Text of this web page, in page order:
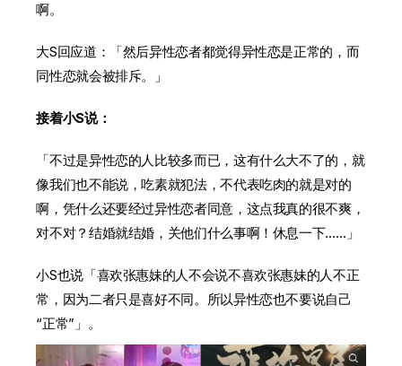
啊。
大S回应道：「然后异性恋者都觉得异性恋是正常的，而
同性恋就会被排斥。」
接着小S说：
「不过是异性恋的人比较多而已，这有什么大不了的，就
像我们也不能说，吃素就犯法，不代表吃肉的就是对的
啊，凭什么还要经过异性恋者同意，这点我真的很不爽，
对不对？结婚就结婚，关他们什么事啊！休息一下……」
小S也说「喜欢张惠妹的人不会说不喜欢张惠妹的人不正
常，因为二者只是喜好不同。所以异性恋也不要说自己
“正常”」。